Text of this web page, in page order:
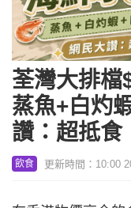
荃灣大排檔
蒸魚+白灼
讚：超抵食
飲食 更新時間：10:00